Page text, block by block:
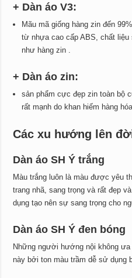
+ Dàn áo V3:
Mãu mã giống hàng zin đến
từ nhựa cao cấp ABS, chất
như hàng zin .
+ Dàn áo zin:
sản phẩm cực đẹp zin toàn bộ
rất mạnh do khan hiếm hàng
Các xu hướng lên
Dàn áo SH Ý trắng
Màu trắng luôn là màu được yêu
trang nhã, sang trọng và rất đẹp
dụng tạo nên sự sang trọng cho
Dàn áo SH Ý đen bóng
Những người hướng nội không
này bởi ton màu trầm dễ sử dụng